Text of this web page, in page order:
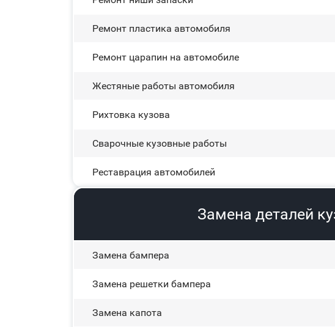
Ремонт пластика автомобиля
Ремонт царапин на автомобиле
Жестяные работы автомобиля
Рихтовка кузова
Сварочные кузовные работы
Реставрация автомобилей
Замена деталей
Замена бампера
Замена решетки бампера
Замена капота